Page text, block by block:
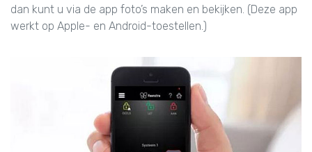
dan kunt u via de app foto’s maken en bekijken. (Deze app
werkt op Apple- en Android-toestellen.)